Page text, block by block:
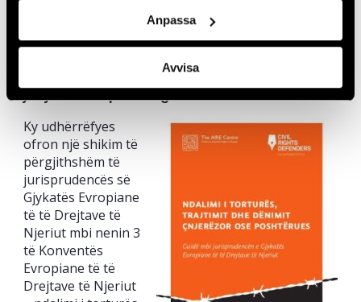
Anpassa
Avvisa
Pasqyrë e Jurispudencës së Gjykatës
torturës, trajtimit apo ndëshkimit
Ky udhërrëfyes
ofron një shikim të
përgjithshëm të
jurisprudencës së
Gjykatës Evropiane
të të Drejtave të
Njeriut mbi nenin 3
të Konventës
Evropiane të të
Drejtave të Njeriut